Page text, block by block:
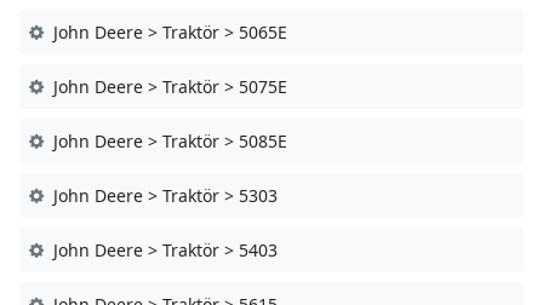
John Deere > Traktör > 5065E
John Deere > Traktör > 5075E
John Deere > Traktör > 5085E
John Deere > Traktör > 5303
John Deere > Traktör > 5403